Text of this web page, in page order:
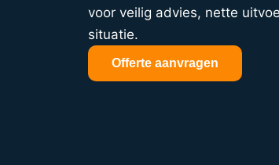
voor veilig advies, nette
situatie.
Offerte aanvragen